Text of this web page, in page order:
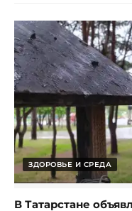
ЗДОРОВЬЕ И СРЕДА
В Татарстане